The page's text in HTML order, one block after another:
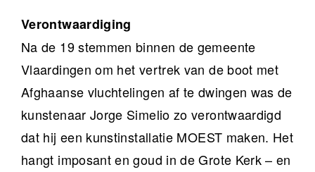
Verontwaardiging
Na de 19 stemmen binnen de gemeente
Vlaardingen om het vertrek van de boot met
Afghaanse vluchtelingen af te dwingen was de
kunstenaar Jorge Simelio zo verontwaardigd
dat hij een kunstinstallatie MOEST maken. Het
hangt imposant en goud in de Grote Kerk – en